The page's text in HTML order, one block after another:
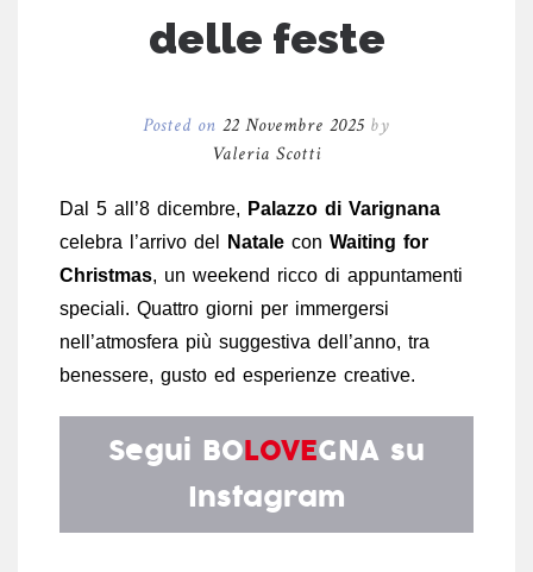
delle feste
Posted on 22 Novembre 2025 by
Valeria Scotti
Dal 5 all’8 dicembre, Palazzo di Varignana
celebra l’arrivo del
Natale con Waiting for
Christmas, un weekend ricco di appuntamenti
speciali. Quattro giorni per immergersi
nell’atmosfera più suggestiva dell’anno, tra
benessere, gusto ed esperienze creative.
Segui BOLOVEGNA su
Instagram